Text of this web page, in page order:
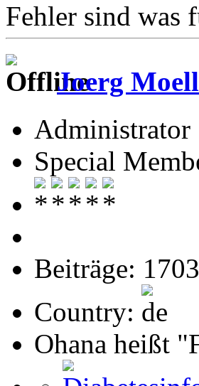
Fehler sind was
Joerg
Administrator
Special
Beiträge:
Country:
Ohana heißt